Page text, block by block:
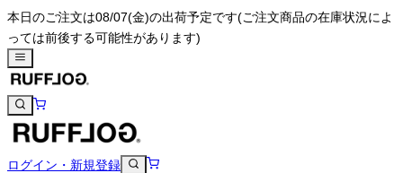
本日のご注文は08/07(金)の出荷予定です(ご注文商品の在庫状況によ
っては前後する可能性があります)
ログイン・新規登録